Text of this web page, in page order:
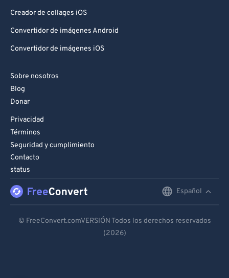
Creador de collages iOS
Convertidor de imágenes Android
Convertidor de imágenes iOS
Sobre nosotros
Blog
Donar
Privacidad
Términos
Seguridad y cumplimiento
Contacto
status
Español
Español
© FreeConvert.comVERSIÓN Todos los derechos reservados
(2026)